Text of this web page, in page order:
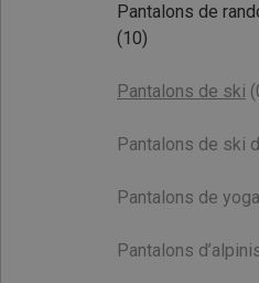
Pantalons de
(10)
Pantalons de ski
Pantalons de ski
Pantalons de yoga
Pantalons